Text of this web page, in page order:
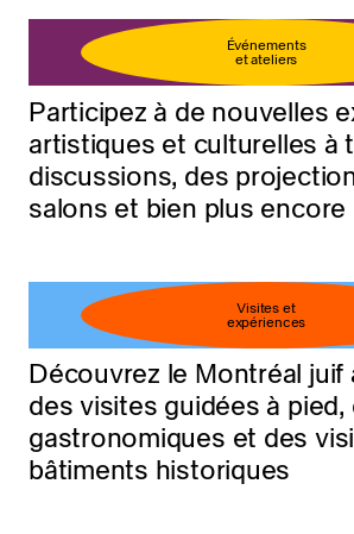
Événements
et ateliers
Participez à de nouvelles
artistiques et culturelles à
discussions, des
salons et bien plus encore
Visites et
expériences
Découvrez le Montréal juif
des visites guidées à
gastronomiques et des
bâtiments historiques